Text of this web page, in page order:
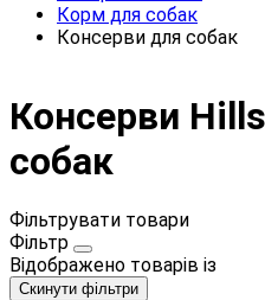
Корм для собак
Консерви для собак
Консерви
собак
Фільтрувати товари
Фільтр
Відображено товарів із
Скинути фільтри